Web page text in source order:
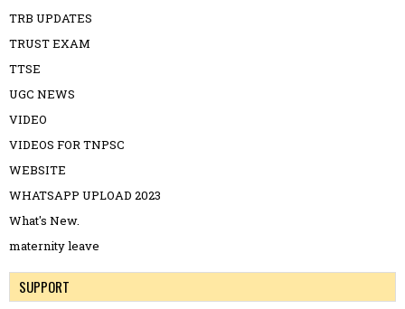
TRB UPDATES
TRUST EXAM
TTSE
UGC NEWS
VIDEO
VIDEOS FOR TNPSC
WEBSITE
WHATSAPP UPLOAD 2023
What's New.
maternity leave
SUPPORT